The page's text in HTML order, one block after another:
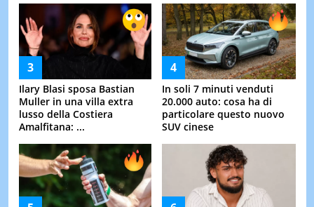
Ilary Blasi sposa Bastian
Muller in una villa extra
lusso della Costiera
Amalfitana: ...
In soli 7 minuti venduti
20.000 auto: cosa ha di
particolare questo nuovo
SUV cinese